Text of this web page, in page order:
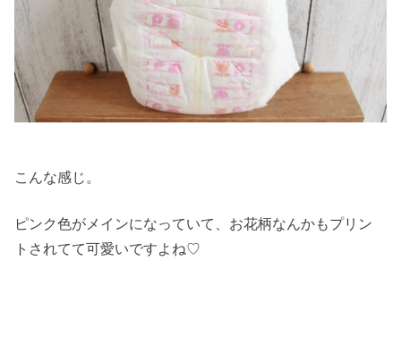
こんな感じ。
ピンク色がメインになっていて、お花柄なんかもプリン
トされてて可愛いですよね♡